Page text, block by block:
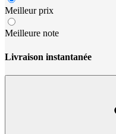
Meilleur prix
Meilleure note
Livraison instantanée